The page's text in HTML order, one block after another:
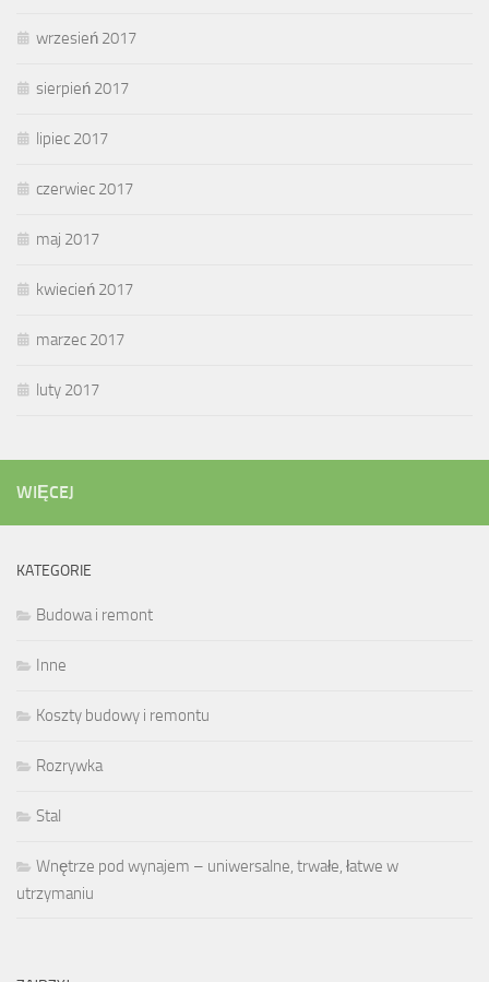
wrzesień 2017
sierpień 2017
lipiec 2017
czerwiec 2017
maj 2017
kwiecień 2017
marzec 2017
luty 2017
WIĘCEJ
KATEGORIE
Budowa i remont
Inne
Koszty budowy i remontu
Rozrywka
Stal
Wnętrze pod wynajem – uniwersalne, trwałe, łatwe w
utrzymaniu